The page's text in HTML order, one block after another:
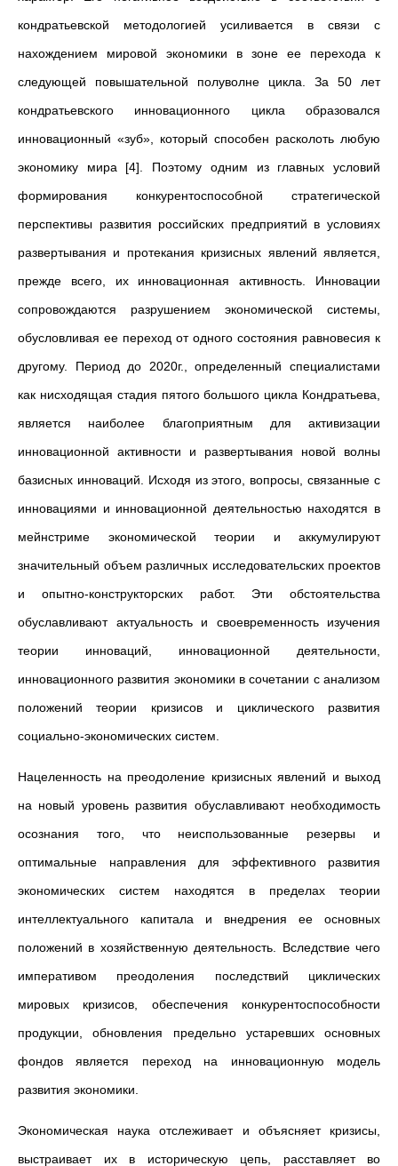
кондратьевской методологией усиливается в связи с
нахождением мировой экономики в зоне ее перехода к
следующей повышательной полуволне цикла. За 50 лет
кондратьевского инновационного цикла образовался
инновационный «зуб», который способен расколоть любую
экономику мира [4]. Поэтому одним из главных условий
формирования конкурентоспособной стратегической
перспективы развития российских предприятий в условиях
развертывания и протекания кризисных явлений является,
прежде всего, их инновационная активность. Инновации
сопровождаются разрушением экономической системы,
обусловливая ее переход от одного состояния равновесия к
другому. Период до 2020г., определенный специалистами
как нисходящая стадия пятого большого цикла Кондратьева,
является наиболее благоприятным для активизации
инновационной активности и развертывания новой волны
базисных инноваций. Исходя из этого, вопросы, связанные с
инновациями и инновационной деятельностью находятся в
мейнстриме экономической теории и аккумулируют
значительный объем различных исследовательских проектов
и опытно-конструкторских работ. Эти обстоятельства
обуславливают актуальность и своевременность изучения
теории инноваций, инновационной деятельности,
инновационного развития экономики в сочетании с анализом
положений теории кризисов и циклического развития
социально-экономических систем.
Нацеленность на преодоление кризисных явлений и выход
на новый уровень развития обуславливают необходимость
осознания того, что неиспользованные резервы и
оптимальные направления для эффективного развития
экономических систем находятся в пределах теории
интеллектуального капитала и внедрения ее основных
положений в хозяйственную деятельность. Вследствие чего
императивом преодоления последствий циклических
мировых кризисов, обеспечения конкурентоспособности
продукции, обновления предельно устаревших основных
фондов является переход на инновационную модель
развития экономики.
Экономическая наука отслеживает и объясняет кризисы,
выстраивает их в историческую цепь, расставляет во